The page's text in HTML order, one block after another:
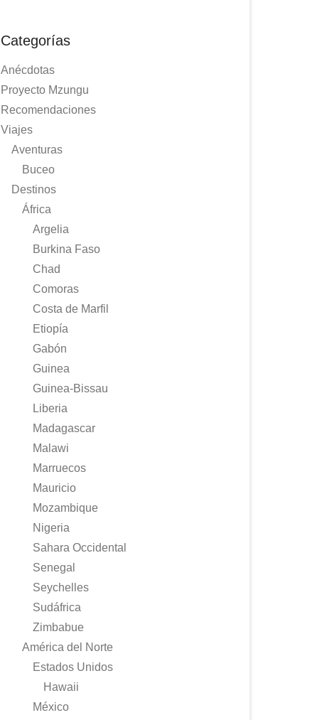
Categorías
Anécdotas
Proyecto Mzungu
Recomendaciones
Viajes
Aventuras
Buceo
Destinos
África
Argelia
Burkina Faso
Chad
Comoras
Costa de Marfil
Etiopía
Gabón
Guinea
Guinea-Bissau
Liberia
Madagascar
Malawi
Marruecos
Mauricio
Mozambique
Nigeria
Sahara Occidental
Senegal
Seychelles
Sudáfrica
Zimbabue
América del Norte
Estados Unidos
Hawaii
México